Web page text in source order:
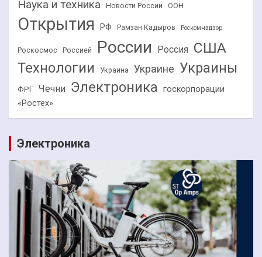
Наука и техника Новости России ООН
Открытия РФ Рамзан Кадыров Роскомнадзор
Роскосмос Россией России Россия США
Технологии Украина Украине Украины
ФРГ Чечни Электроника госкорпорации
«Ростех»
Электроника